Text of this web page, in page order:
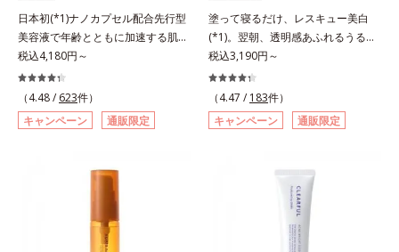
い情報は商品ページをご覧くださ
い。・BEAUTY夏祭りは、こちら
透明感を目指します。手に取った
時、なじませた時、後肌、と3段階
に変化するテクスチャーは、肌にす
ばやくなじみ、毎日の美白ケアを楽
しくする使いごこちを叶えました。
*1 メラニンの蓄積を抑え、シミ・
ソバカスを防ぐ*2 デクスパンテノ
と*4 うるおいによる透明感のある
肌*5 ターンオーバーを促進して、
メラニンの塊を微細化すること*6
アルテアエキス配合＝保湿成分各商
品の詳しい情報は商品ページをご覧
日本初(*1)ナノカプセル配合先行型
美容液で年齢とともに加速する肌悩
み(*2)にブレーキを。スキンケアの
打ち止め感に。年齢とともに加速す
る肌悩み(*2)にブレーキをかけ、化
粧水前の土台(*3)づくりで、うるお
いに満ち満ちた内側から弾むような
と不安…。いろいろケアしているの
そんな大人の肌悩みにアプローチす
る先行型美容液です。日本初(*1)、
毛穴約1/1000ナノサイズの極小カ
税込4,180円～
（4.48 / 623件）
キャンペーン
通販限定
塗って寝るだけ、レスキュー美白
(*1)。翌朝、透明感あふれるうるぷ
る肌を叶える、お守り涼感ジェルパ
ック。紫外線を浴びた日の夜は、ひ
んやり気持ちいいジェルでお肌をレ
スキュー！ メラニンの産生指令が
活発になる夜の肌環境に着目して、
(*2)ツヤ肌”へと整える夜用ジェルパ
ックです。ぷるぷるジェルを肌にの
せると、シートマスクのようにピタ
ッと密着。水ハリ膜が肌のうるおい
をキープしながら、やわらかさをア
税込3,190円～
（4.47 / 183件）
キャンペーン
通販限定